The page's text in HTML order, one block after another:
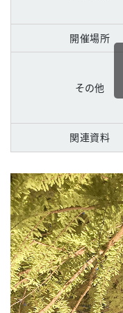
開催場所
その他
関連資料